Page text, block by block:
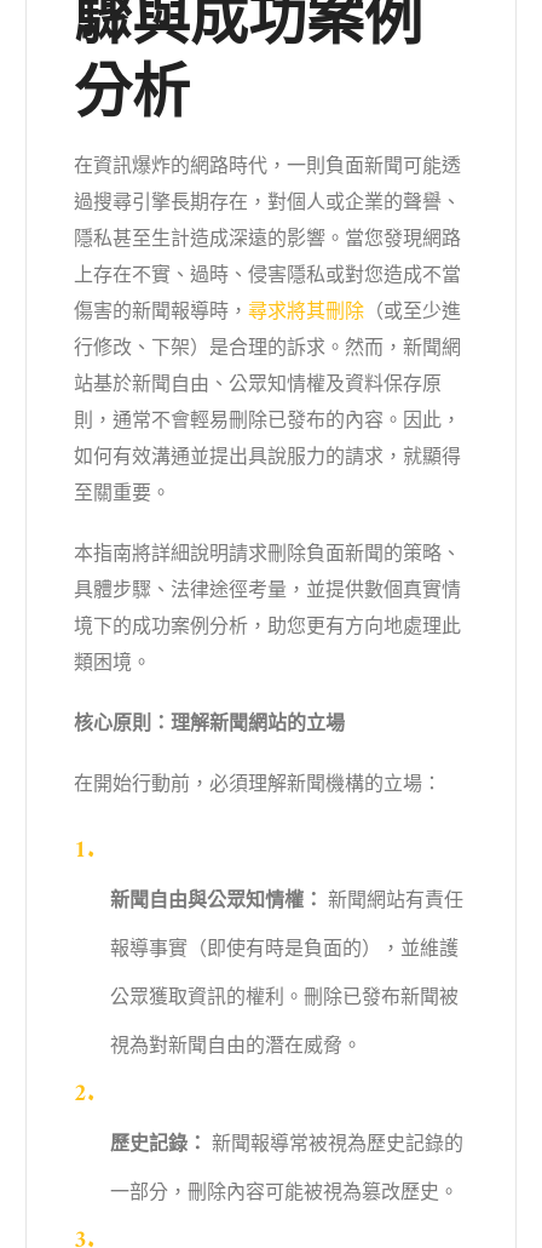
驟與成功案例
分析
在資訊爆炸的網路時代，一則負面新聞可能透
過搜尋引擎長期存在，對個人或企業的聲譽、
隱私甚至生計造成深遠的影響。當您發現網路
上存在不實、過時、侵害隱私或對您造成不當
傷害的新聞報導時， 尋求將其刪除（或至少進
行修改、下架）是合理的訴求。然而，新聞網
站基於新聞自由、公眾知情權及資料保存原
則，通常不會輕易刪除已發布的內容。因此，
如何有效溝通並提出具說服力的請求，就顯得
至關重要。
本指南將詳細說明請求刪除負面新聞的策略、
具體步驟、法律途徑考量，並提供數個真實情
境下的成功案例分析，助您更有方向地處理此
類困境。
核心原則：理解新聞網站的立場
在開始行動前，必須理解新聞機構的立場：
新聞自由與公眾知情權： 新聞網站有責任
報導事實（即使有時是負面的），並維護
公眾獲取資訊的權利。刪除已發布新聞被
視為對新聞自由的潛在威脅。
歷史記錄： 新聞報導常被視為歷史記錄的
一部分，刪除內容可能被視為篡改歷史。